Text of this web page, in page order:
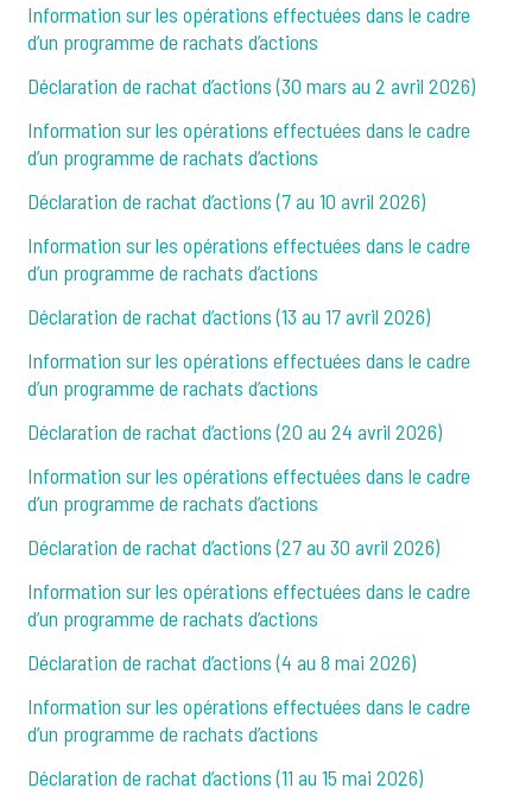
Information sur les opérations effectuées dans le cadre
d’un programme de rachats d’actions
Déclaration de rachat d’actions (30 mars au 2 avril 2026)
Information sur les opérations effectuées dans le cadre
d’un programme de rachats d’actions
Déclaration de rachat d’actions (7 au 10 avril 2026)
Information sur les opérations effectuées dans le cadre
d’un programme de rachats d’actions
Déclaration de rachat d’actions (13 au 17 avril 2026)
Information sur les opérations effectuées dans le cadre
d’un programme de rachats d’actions
Déclaration de rachat d’actions (20 au 24 avril 2026)
Information sur les opérations effectuées dans le cadre
d’un programme de rachats d’actions
Déclaration de rachat d’actions (27 au 30 avril 2026)
Information sur les opérations effectuées dans le cadre
d’un programme de rachats d’actions
Déclaration de rachat d’actions (4 au 8 mai 2026)
Information sur les opérations effectuées dans le cadre
d’un programme de rachats d’actions
Déclaration de rachat d’actions (11 au 15 mai 2026)